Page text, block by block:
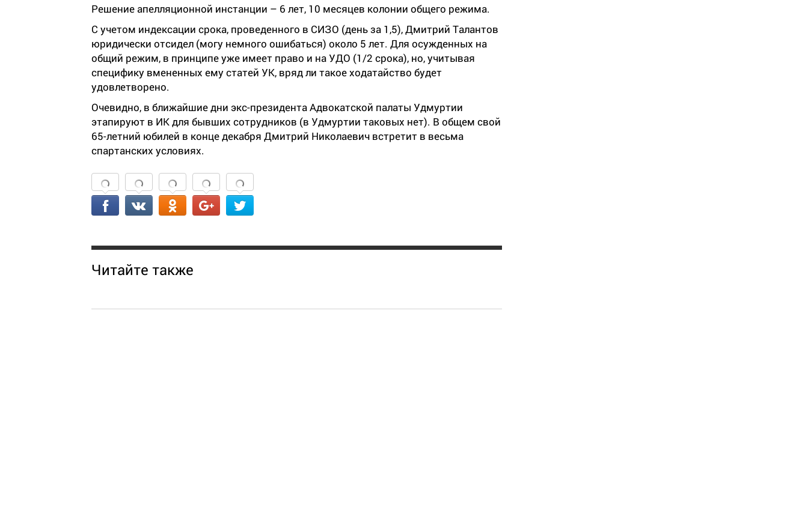
Решение апелляционной инстанции – 6 лет, 10 месяцев колонии общего режима.
С учетом индексации срока, проведенного в СИЗО (день за 1,5), Дмитрий Талантов
юридически отсидел (могу немного ошибаться) около 5 лет. Для осужденных на
общий режим, в принципе уже имеет право и на УДО (1/2 срока), но, учитывая
специфику вмененных ему статей УК, вряд ли такое ходатайство будет
удовлетворено.
Очевидно, в ближайшие дни экс-президента Адвокатской палаты Удмуртии
этапируют в ИК для бывших сотрудников (в Удмуртии таковых нет). В общем свой
65-летний юбилей в конце декабря Дмитрий Николаевич встретит в весьма
спартанских условиях.
Читайте также